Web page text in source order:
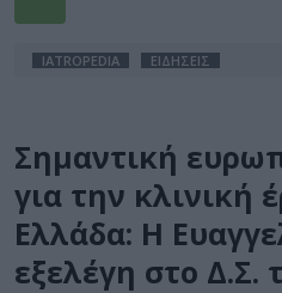
IATROPEDIA ΕΙΔΗΣΕΙΣ
Σημαντική
για την κλινική
Ελλάδα: Η
εξελέγη στο Δ.Σ.